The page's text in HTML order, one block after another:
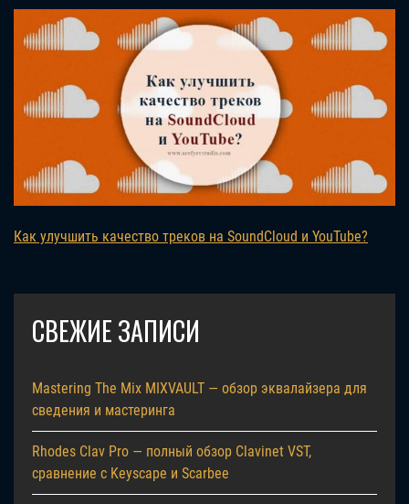
Как улучшить качество треков на SoundCloud и YouTube?
СВЕЖИЕ ЗАПИСИ
Mastering The Mix MIXVAULT — обзор эквалайзера для
сведения и мастеринга
Rhodes Clav Pro — полный обзор Clavinet VST,
сравнение с Keyscape и Scarbee